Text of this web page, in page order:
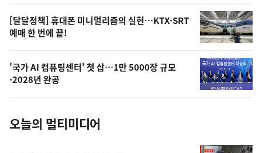
오
늘
의
사
진
[달달정책] 휴대폰 미니멀리즘의 실현…KTX·SRT
예매 한 번에 끝!
'국가 AI 컴퓨팅센터' 첫 삽…1만 5000장 규모
·2028년 완공
오늘의 멀티미디어